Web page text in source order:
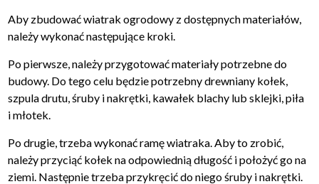
Aby zbudować wiatrak ogrodowy z dostępnych materiałów,
należy wykonać następujące kroki.
Po pierwsze, należy przygotować materiały potrzebne do
budowy. Do tego celu będzie potrzebny drewniany kołek,
szpula drutu, śruby i nakrętki, kawałek blachy lub sklejki, piła
i młotek.
Po drugie, trzeba wykonać ramę wiatraka. Aby to zrobić,
należy przyciąć kołek na odpowiednią długość i położyć go na
ziemi. Następnie trzeba przykręcić do niego śruby i nakrętki.